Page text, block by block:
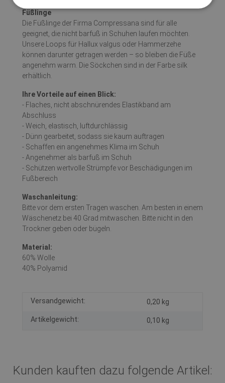
Füßlinge
Die Füßlinge der Firma Compressana sind für alle
geeignet, die nicht barfuß in Schuhen laufen möchten.
Unsere Loops für Hallux valgus oder Hammerzehe
können darunter getragen werden – so bleiben die Füße
angenehm warm. Die Söckchen sind in der Farbe silk
erhältlich.
Ihre Vorteile auf einen Blick:
- Flaches, nicht abschnürendes Elastikband am
Abschluss
- Weich, elastisch, luftdurchlässig
- Dünn gearbeitet, sodass sie kaum auftragen
- Schaffen ein angenehmes Klima im Schuh
- Angenehmer als barfuß im Schuh
- Schützen wertvolle Strümpfe vor Beschädigungen im
Fußbereich
Waschanleitung:
Bitte vor dem ersten Tragen waschen. Am besten in einem
Wäschenetz bei 40 Grad mitwaschen. Bitte nicht in den
Trockner geben oder bügeln.
Material:
60% Wolle
40% Polyamid
Versandgewicht: 0,20 kg
Artikelgewicht: 0,10 kg
Kunden kauften dazu folgende Artikel: